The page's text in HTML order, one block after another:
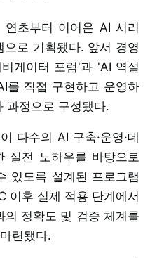
초부터 이어온 AI 시리
로 기획됐다. 앞서 경영
게이터 포럼'과 'AI 역설
를 직접 구현하고 운영하
과정으로 구성됐다.
다수의 AI 구축·운영·데
실전 노하우를 바탕으로
있도록 설계된 프로그램
이후 실제 적용 단계에서
정확도 및 검증 체계를
련됐다.